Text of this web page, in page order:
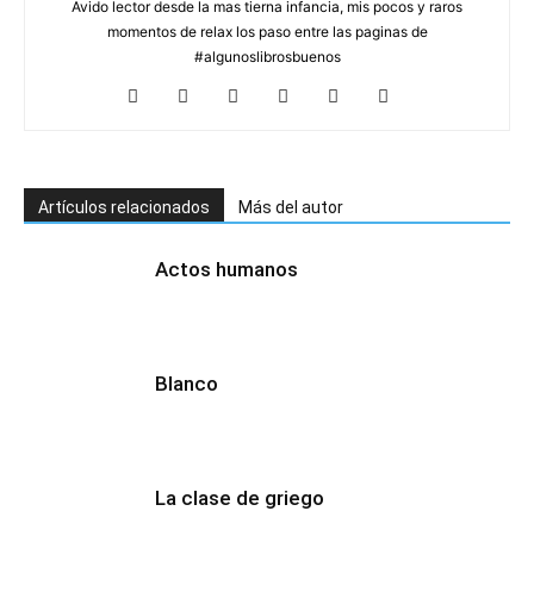
Avido lector desde la mas tierna infancia, mis pocos y raros
momentos de relax los paso entre las paginas de
#algunoslibrosbuenos
Artículos relacionados Más del autor
Actos humanos
Blanco
La clase de griego